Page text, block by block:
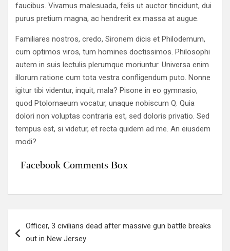
faucibus. Vivamus malesuada, felis ut auctor tincidunt, dui
purus pretium magna, ac hendrerit ex massa at augue.
Familiares nostros, credo, Sironem dicis et Philodemum,
cum optimos viros, tum homines doctissimos. Philosophi
autem in suis lectulis plerumque moriuntur. Universa enim
illorum ratione cum tota vestra confligendum puto. Nonne
igitur tibi videntur, inquit, mala? Pisone in eo gymnasio,
quod Ptolomaeum vocatur, unaque nobiscum Q. Quia
dolori non voluptas contraria est, sed doloris privatio. Sed
tempus est, si videtur, et recta quidem ad me. An eiusdem
modi?
Facebook Comments Box
น
Officer, 3 civilians dead after massive gun battle breaks
out in New Jersey